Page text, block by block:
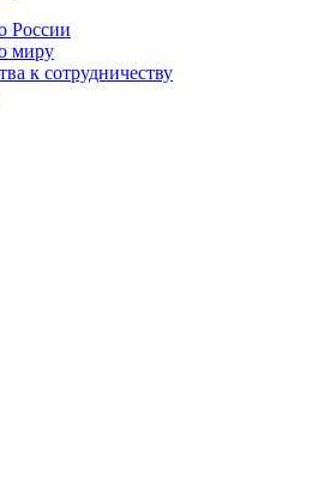
России
миру
к сотрудничеству